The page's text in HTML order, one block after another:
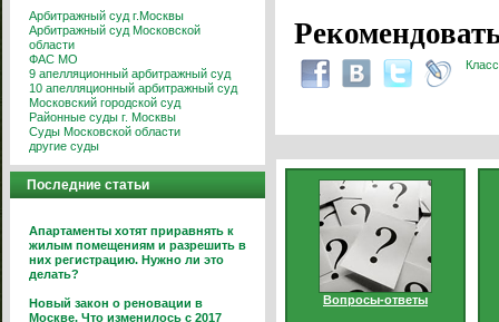
Арбитражный суд г.Москвы
Арбитражный суд Московской
области
ФАС МО
9 апелляционный арбитражный суд
10 апелляционный арбитражный суд
Московский городской суд
Районные суды г. Москвы
Суды Московской области
другие суды
Последние статьи
Апартаменты хотят приравнять к
жилым помещениям и разрешить в
них регистрацию. Нужно ли это
делать?
Новый закон о реновации в
Москве. Что изменилось с 2017
Вопросы-ответы